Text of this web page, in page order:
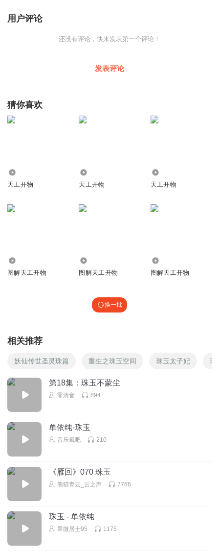
用户评论
还没有评论，快来发表第一个评论！
发表评论
猜你喜欢
天工开物 天工开物 天工开物
图解天工开物 图解天工开物 图解天工开物
换一批
相关推荐
妖仙传世圣灵珠篇 重生之珠玉空间 珠玉太子妃 珠
第18集：珠玉不蒙尘
零清音 894
单依纯-珠玉
音乐氧吧 210
《雁回》070 珠玉
熊猫青云_云之声 7766
珠玉 - 单依纯
翠微居士95 1175